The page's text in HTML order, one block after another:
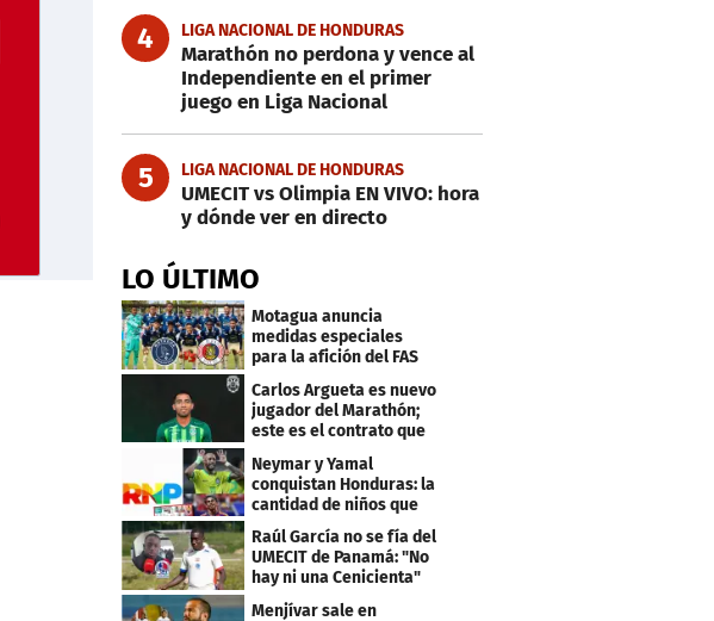
4 LIGA NACIONAL DE HONDURAS
Marathón no perdona y vence al
Independiente en el primer
juego en Liga Nacional
5 LIGA NACIONAL DE HONDURAS
UMECIT vs Olimpia EN VIVO: hora
y dónde ver en directo
LO ÚLTIMO
Motagua anuncia
medidas especiales
para la afición del FAS
de El Salvador
Carlos Argueta es nuevo
jugador del Marathón;
este es el contrato que
Neymar y Yamal
conquistan Honduras: la
cantidad de niños que
llevan sus nombres
Raúl García no se fía del
UMECIT de Panamá: "No
hay ni una Cenicienta"
Menjívar sale en